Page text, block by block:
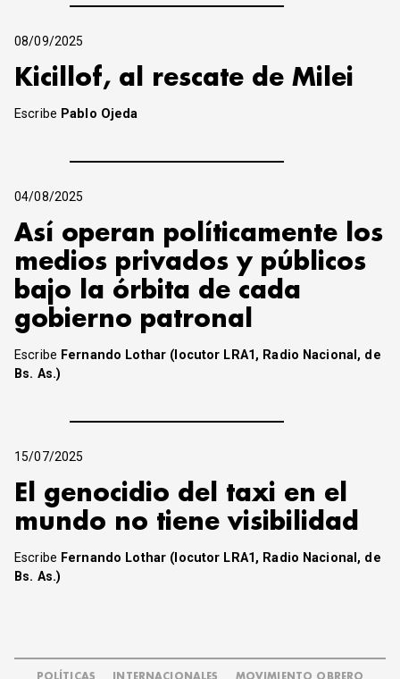
08/09/2025
Kicillof, al rescate de Milei
Escribe Pablo Ojeda
04/08/2025
Así operan políticamente los
medios privados y públicos
bajo la órbita de cada
gobierno patronal
Escribe Fernando Lothar (locutor LRA1, Radio Nacional, de
Bs. As.)
15/07/2025
El genocidio del taxi en el
mundo no tiene visibilidad
Escribe Fernando Lothar (locutor LRA1, Radio Nacional, de
Bs. As.)
POLÍTICAS INTERNACIONALES MOVIMIENTO OBRERO